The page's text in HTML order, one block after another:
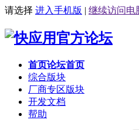
请选择 进入手机版 | 继续访问电
首页论坛首页
综合版块
厂商专区版块
开发文档
帮助